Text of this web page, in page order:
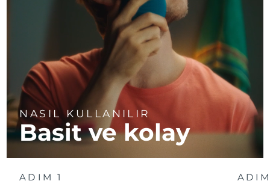
NASIL KULLANILIR
Basit ve kolay
ADIM 1